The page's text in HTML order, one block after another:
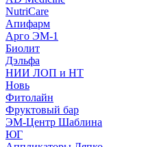
NutriCare
Апифарм
Арго ЭМ-1
Биолит
Дэльфа
НИИ ЛОП и НТ
Новь
Фитолайн
Фруктовый бар
ЭМ-Центр Шаблина
ЮГ